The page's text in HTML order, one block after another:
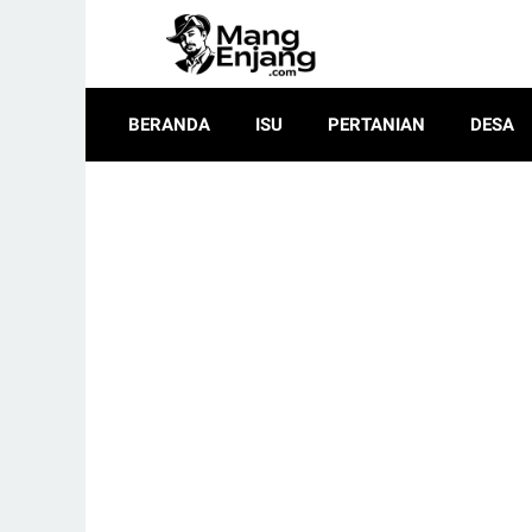
BERANDA ISU PERTANIAN DESA